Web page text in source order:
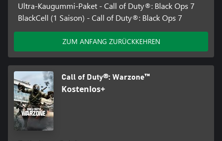
Ultra-Kaugummi-Paket - Call of Duty®: Black Ops 7
BlackCell (1 Saison) - Call of Duty®: Black Ops 7
ZUM ANFANG ZURÜCKKEHREN
Call of Duty®: Warzone™
Kostenlos+